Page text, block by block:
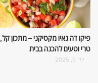
פיקו דה גאיו מקסיקני – מתכון קל,
טרי וטעים להכנה בבית
יולי 9, 2025